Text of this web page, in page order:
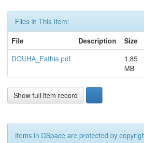
Files in This Item:
File
Description Size
DOUHA_Fathia.pdf
1,85
MB
Show full item record
Items in DSpace are protected by